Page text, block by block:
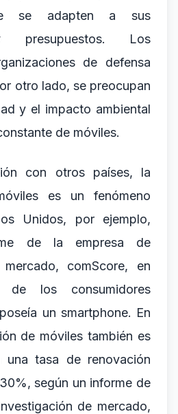
se adapten a sus
presupuestos. Los
de defensa
otro lado, se preocupan
y el impacto ambiental
de móviles.
con otros países, la
es un fenómeno
Unidos, por ejemplo,
de la empresa de
comScore, en
los consumidores
un smartphone. En
de móviles también es
una tasa de renovación
según un informe de
de mercado,